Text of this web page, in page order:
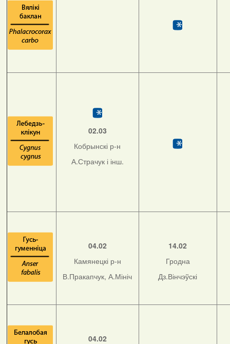
02.03
Кобрынскі р-н
А.Страчук і інш.
04.02
Камянецкі р-н
В.Пракапчук, А.Мініч
14.02
Гродна
Дз.Вінчэўскі
04.02